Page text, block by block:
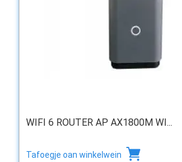
WIFI 6 ROUTER AP AX1800M WI...
Tafoegje oan winkelwein